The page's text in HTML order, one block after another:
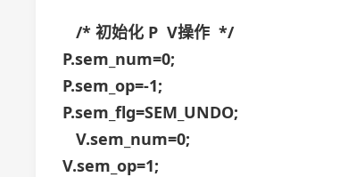
/* 初始化 P V操作 */
P.sem_num=0;
P.sem_op=-1;
P.sem_flg=SEM_UNDO;
V.sem_num=0;
V.sem_op=1;